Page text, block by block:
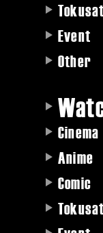
Event
Other
Cinema
Anime
Comic